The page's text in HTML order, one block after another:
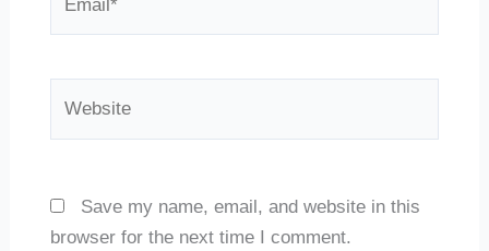
Save my name, email, and website in this
browser for the next time I comment.